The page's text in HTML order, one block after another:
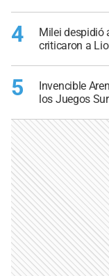
4
Milei despidió
criticaron a
5
Invencible
los Juegos